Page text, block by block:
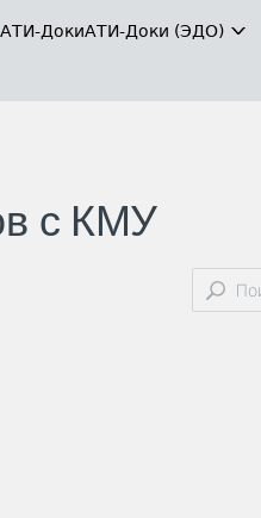
АТИ-ДокиАТИ-Доки (ЭДО)
с КМУ